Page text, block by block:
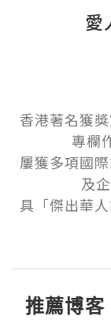
香港著名獲
專欄
屢獲多項國
及
具「傑出華
推薦博客